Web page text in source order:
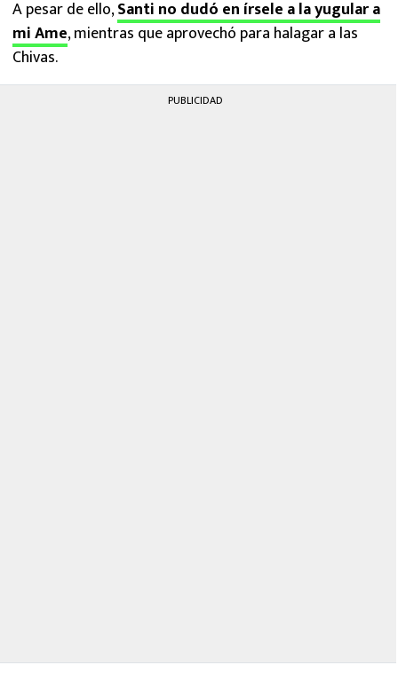
A pesar de ello,Santi no dudó en írsele a la yugular a
mi Ame, mientras que aprovechó para halagar a las
Chivas.
PUBLICIDAD